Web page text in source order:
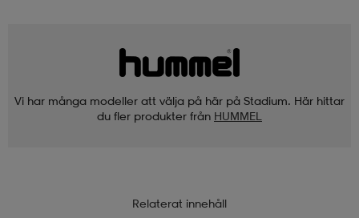
Vi har många modeller att välja på här på Stadium. Här hittar
du fler produkter från HUMMEL
Relaterat innehåll